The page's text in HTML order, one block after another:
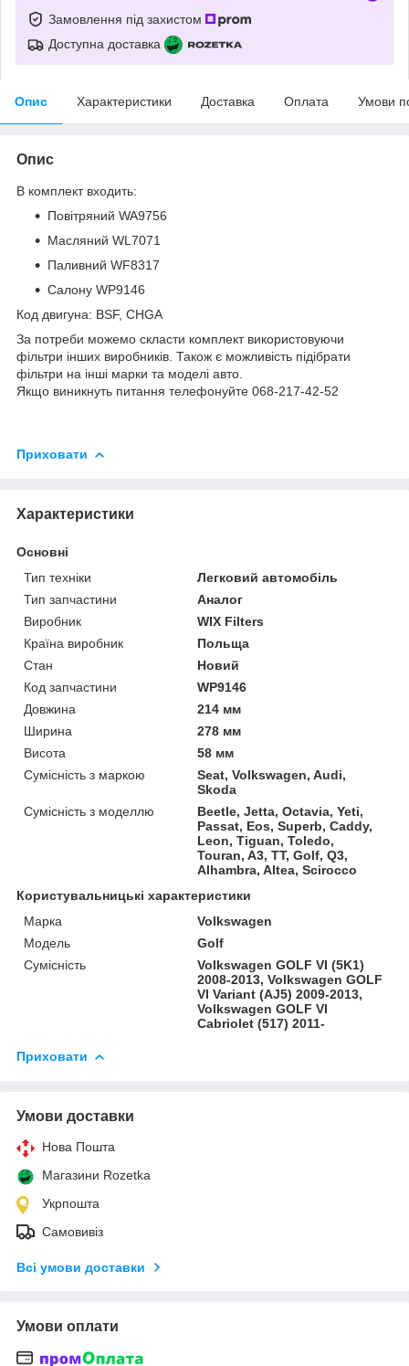
Замовлення під захистом
Доступна доставка
Опис Характеристики Доставка Оплата Умови
Опис
В комплект входить:
Повітряний WA9756
Масляний WL7071
Паливний WF8317
Салону WP9146
Код двигуна: BSF, CHGA
За потреби можемо скласти комплект використовуючи
фільтри інших виробників. Також є можливість підібрати
фільтри на інші марки та моделі авто.
Якщо виникнуть питання телефонуйте 068-217-42-52
Приховати
Характеристики
Основні
Тип техніки
Легковий автомобіль
Тип запчастини
Аналог
Виробник
WIX Filters
Країна виробник
Польща
Стан
Новий
Код запчастини
WP9146
Довжина
214 мм
Ширина
278 мм
Висота
58 мм
Сумісність з маркою
Seat, Volkswagen, Audi,
Skoda
Сумісність з моделлю
Beetle, Jetta, Octavia, Yeti,
Passat, Eos, Superb, Caddy,
Leon, Tiguan, Toledo,
Touran, A3, TT, Golf, Q3,
Alhambra, Altea, Scirocco
Користувальницькі характеристики
Марка
Volkswagen
Модель
Golf
Сумісність
Volkswagen GOLF VI (5K1)
2008-2013, Volkswagen GOLF
VI Variant (AJ5) 2009-2013,
Volkswagen GOLF VI
Cabriolet (517) 2011-
Приховати
Умови доставки
Нова Пошта
Магазини Rozetka
Укрпошта
Самовивіз
Всі умови доставки
Умови оплати